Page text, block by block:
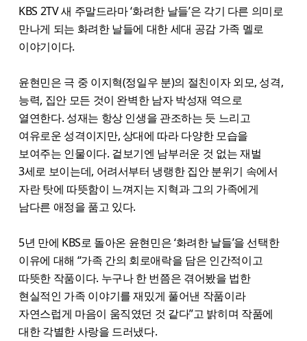
KBS 2TV 새 주말드라마 ‘화려한 날들’은 각기 다른 의미로
만나게 되는 화려한 날들에 대한 세대 공감 가족 멜로
이야기이다.
윤현민은 극 중 이지혁(정일우 분)의 절친이자 외모, 성격,
능력, 집안 모든 것이 완벽한 남자 박성재 역으로
열연한다. 성재는 항상 인생을 관조하는 듯 느리고
여유로운 성격이지만, 상대에 따라 다양한 모습을
보여주는 인물이다. 겉보기엔 남부러운 것 없는 재벌
3세로 보이는데, 어려서부터 냉랭한 집안 분위기 속에서
자란 탓에 따뜻함이 느껴지는 지혁과 그의 가족에게
남다른 애정을 품고 있다.
5년 만에 KBS로 돌아온 윤현민은 ‘화려한 날들’을 선택한
이유에 대해 “가족 간의 회로애락을 담은 인간적이고
따뜻한 작품이다. 누구나 한 번쯤은 겪어봤을 법한
현실적인 가족 이야기를 재밌게 풀어낸 작품이라
자연스럽게 마음이 움직였던 것 같다”고 밝히며 작품에
대한 각별한 사랑을 드러냈다.